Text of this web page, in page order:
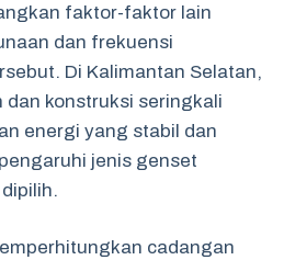
faktor-faktor lain
dan frekuensi
Di Kalimantan Selatan,
konstruksi seringkali
energi yang stabil dan
jenis genset
cadangan